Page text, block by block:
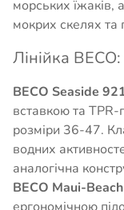
морських їжаків,
мокрих скелях та
Лінійка
BECO Seaside
вставкою та
розміри 36-47.
водних
аналогічна
BECO Maui-